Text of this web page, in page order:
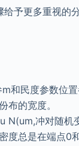
予更多重视的
和民度参数位
布的宽度。
N(um,冲对随
度总是在端点0